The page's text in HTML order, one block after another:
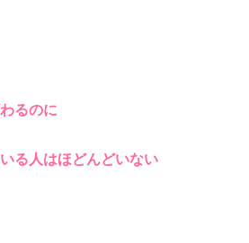
るのに
る人はほどんどいない